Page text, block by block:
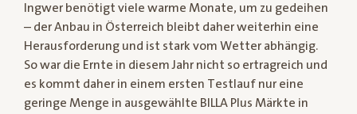
Ingwer benötigt viele warme Monate, um zu gedeihen
– der Anbau in Österreich bleibt daher weiterhin eine
Herausforderung und ist stark vom Wetter abhängig.
So war die Ernte in diesem Jahr nicht so ertragreich und
es kommt daher in einem ersten Testlauf nur eine
geringe Menge in ausgewählte BILLA Plus Märkte in